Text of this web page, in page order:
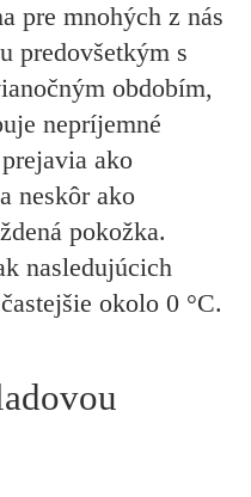
pre mnohých z nás
predovšetkým s
obdobím,
nepríjemné
ako
neskôr ako
pokožka.
nasledujúcich
okolo 0 °C.